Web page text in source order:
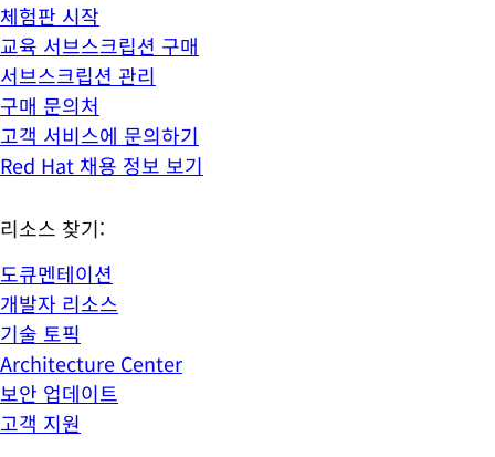
체험판 시작
교육 서브스크립션 구매
서브스크립션 관리
구매 문의처
고객 서비스에 문의하기
Red Hat 채용 정보 보기
리소스 찾기:
도큐멘테이션
개발자 리소스
기술 토픽
Architecture Center
보안 업데이트
고객 지원